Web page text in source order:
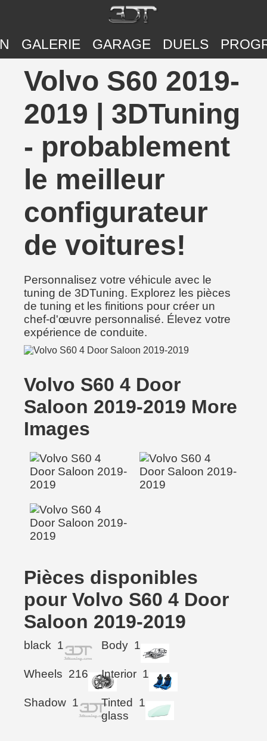
GALERIE GARAGE DUELS
Volvo S60 2019-
2019 | 3DTuning
- probablement
le meilleur
configurateur
de voitures!
Personnalisez votre véhicule avec le
tuning de 3DTuning. Explorez les pièces
de tuning et les finitions pour créer un
chef-d'œuvre personnalisé. Élevez votre
expérience de conduite.
Volvo S60 4 Door
Saloon 2019-2019 More
Images
Pièces disponibles
pour Volvo S60 4 Door
Saloon 2019-2019
black 1 Body 1
Wheels 216 Interior 1
Shadow 1
Tinted
glass
1